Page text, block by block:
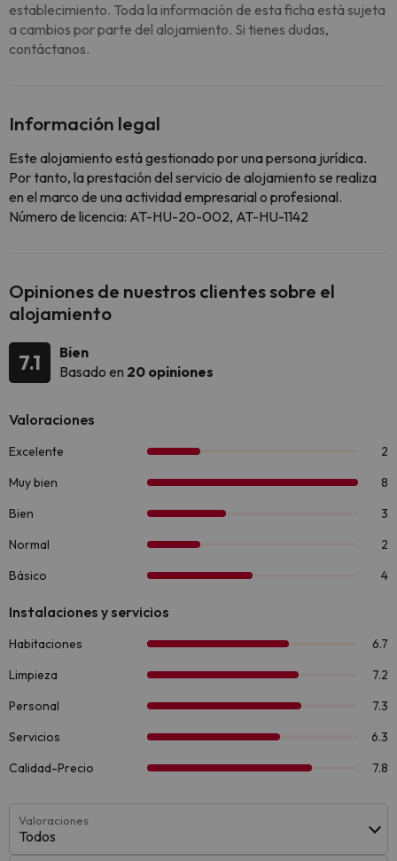
establecimiento. Toda la información de esta ficha está sujeta
a cambios por parte del alojamiento. Si tienes dudas,
contáctanos.
Información legal
Este alojamiento está gestionado por una persona jurídica.
Por tanto, la prestación del servicio de alojamiento se realiza
en el marco de una actividad empresarial o profesional.
Número de licencia: AT-HU-20-002, AT-HU-1142
Opiniones de nuestros clientes sobre el
alojamiento
7.1
Bien
Basado en 20 opiniones
Valoraciones
Todos